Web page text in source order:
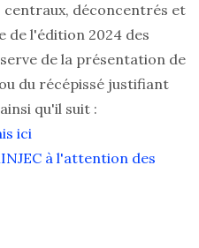
centraux, déconcentrés et
de l'édition 2024 des
de la présentation de
du récépissé justifiant
qu'il suit :
ici
à l'attention des